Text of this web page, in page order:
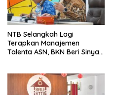
NTB Selangkah Lagi
Terapkan Manajemen
Talenta ASN, BKN Beri Sinyal